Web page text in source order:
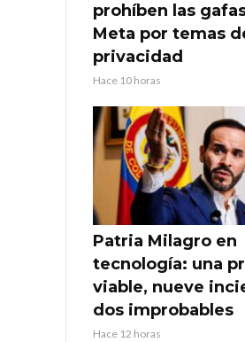
prohíben las
Meta por temas
privacidad
Hace 10 horas
Patria Milagro en
tecnología: una
viable, nueve
dos improbables
Hace 12 horas